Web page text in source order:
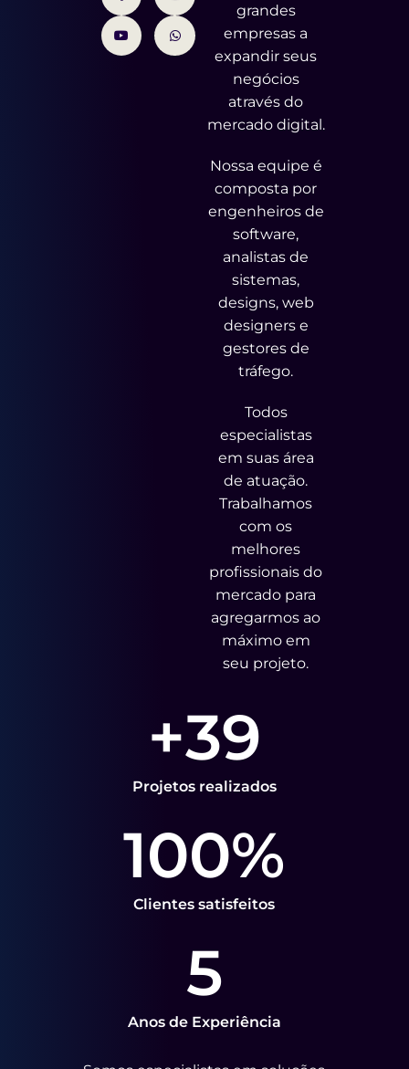
grandes
empresas a
expandir seus
negócios
através do
mercado digital.
Nossa equipe é
composta por
engenheiros de
software,
analistas de
sistemas,
designs, web
designers e
gestores de
tráfego.
Todos
especialistas
em suas área
de atuação.
Trabalhamos
com os
melhores
profissionais do
mercado para
agregarmos ao
máximo em
seu projeto.
Projetos realizados
+39
Clientes satisfeitos
100%
Anos de Experiência
5